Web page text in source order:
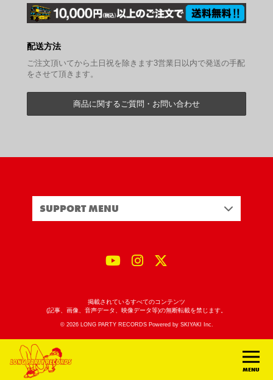
MENU
配送方法
ご注文頂いてから土日祝を除きます3営業日以内で発送の手配
をさせて頂きます。
商品に関するご質問・お問い合わせ
SUPPORT MENU
掲載されているすべてのコンテンツ
(記事、画像、音声データ、映像データ等)の無断転載を禁じます。
© 2026 LONG PARTY RECORDS Powered by SKIYAKI Inc.